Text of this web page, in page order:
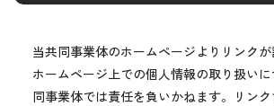
当共同事業体のホームページよりリンク
ホームページ上での個人情報の取り扱い
同事業体では責任を負いかねます。リン